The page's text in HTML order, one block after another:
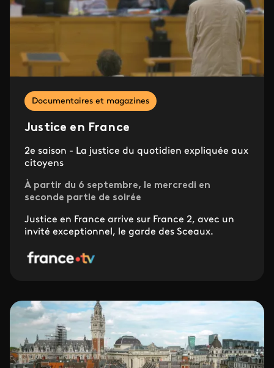
Documentaires et magazines
Justice en France
2e saison - La justice du quotidien expliquée aux
citoyens
À partir du 6 septembre, le mercredi en
seconde partie de soirée
Justice en France arrive sur France 2, avec un
invité exceptionnel, le garde des Sceaux.